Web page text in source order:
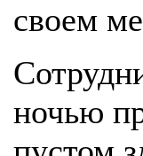
своем
ночью